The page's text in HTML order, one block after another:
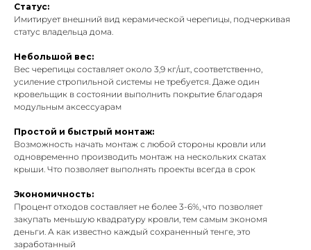
Статус:
Имитирует внешний вид керамической черепицы, подчеркивая
статус владельца дома.
Небольшой вес:
Вес черепицы составляет около 3,9 кг/шт., соответственно,
усиление стропильной системы не требуется. Даже один
кровельщик в состоянии выполнить покрытие благодаря
модульным аксессуарам
Простой и быстрый монтаж:
Возможность начать монтаж с любой стороны кровли или
одновременно производить монтаж на нескольких скатах
крыши. Что позволяет выполнять проекты всегда в срок
Экономичность:
Процент отходов составляет не более 3-6%, что позволяет
закупать меньшую квадратуру кровли, тем самым экономя
деньги. А как известно каждый сохраненный тенге, это
заработанный